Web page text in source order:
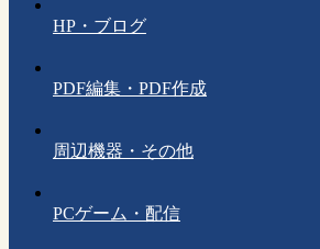
HP・ブログ
PDF編集・PDF作成
周辺機器・その他
PCゲーム・配信